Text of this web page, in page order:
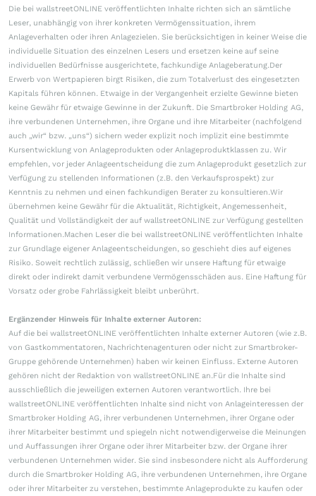
Die bei wallstreetONLINE veröffentlichten Inhalte richten sich an sämtliche
Leser, unabhängig von ihrer konkreten Vermögenssituation, ihrem
Anlageverhalten oder ihren Anlagezielen. Sie berücksichtigen in keiner Weise die
individuelle Situation des einzelnen Lesers und ersetzen keine auf seine
individuellen Bedürfnisse ausgerichtete, fachkundige Anlageberatung.Der
Erwerb von Wertpapieren birgt Risiken, die zum Totalverlust des eingesetzten
Kapitals führen können. Etwaige in der Vergangenheit erzielte Gewinne bieten
keine Gewähr für etwaige Gewinne in der Zukunft. Die Smartbroker Holding AG,
ihre verbundenen Unternehmen, ihre Organe und ihre Mitarbeiter (nachfolgend
auch „wir“ bzw. „uns“) sichern weder explizit noch implizit eine bestimmte
Kursentwicklung von Anlageprodukten oder Anlageproduktklassen zu. Wir
empfehlen, vor jeder Anlageentscheidung die zum Anlageprodukt gesetzlich zur
Verfügung zu stellenden Informationen (z.B. den Verkaufsprospekt) zur
Kenntnis zu nehmen und einen fachkundigen Berater zu konsultieren.Wir
übernehmen keine Gewähr für die Aktualität, Richtigkeit, Angemessenheit,
Qualität und Vollständigkeit der auf wallstreetONLINE zur Verfügung gestellten
Informationen.Machen Leser die bei wallstreetONLINE veröffentlichten Inhalte
zur Grundlage eigener Anlageentscheidungen, so geschieht dies auf eigenes
Risiko. Soweit rechtlich zulässig, schließen wir unsere Haftung für etwaige
direkt oder indirekt damit verbundene Vermögensschäden aus. Eine Haftung für
Vorsatz oder grobe Fahrlässigkeit bleibt unberührt.
Ergänzender Hinweis für Inhalte externer Autoren:
Auf die bei wallstreetONLINE veröffentlichten Inhalte externer Autoren (wie z.B.
von Gastkommentatoren, Nachrichtenagenturen oder nicht zur Smartbroker-
Gruppe gehörende Unternehmen) haben wir keinen Einfluss. Externe Autoren
gehören nicht der Redaktion von wallstreetONLINE an.Für die Inhalte sind
ausschließlich die jeweiligen externen Autoren verantwortlich. Ihre bei
wallstreetONLINE veröffentlichten Inhalte sind nicht von Anlageinteressen der
Smartbroker Holding AG, ihrer verbundenen Unternehmen, ihrer Organe oder
ihrer Mitarbeiter bestimmt und spiegeln nicht notwendigerweise die Meinungen
und Auffassungen ihrer Organe oder ihrer Mitarbeiter bzw. der Organe ihrer
verbundenen Unternehmen wider. Sie sind insbesondere nicht als Aufforderung
durch die Smartbroker Holding AG, ihre verbundenen Unternehmen, ihre Organe
oder ihrer Mitarbeiter zu verstehen, bestimmte Anlageprodukte zu kaufen oder